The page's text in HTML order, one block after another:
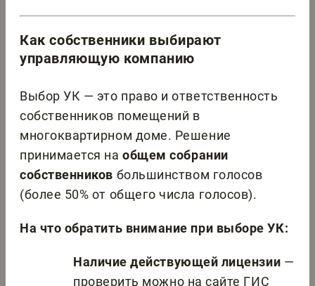
Как собственники выбирают
управляющую компанию
Выбор УК — это право и ответственность
собственников помещений в
многоквартирном доме. Решение
принимается наобщем собрании
собственников большинством голосов
(более 50% от общего числа голосов).
На что обратить внимание при выборе УК:
Наличие действующей лицензии —
проверить можно на сайте ГИС